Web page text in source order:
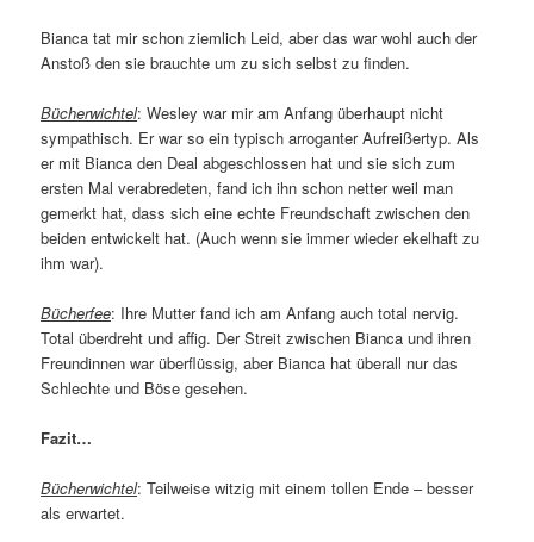
Bianca tat mir schon ziemlich Leid, aber das war wohl auch der
Anstoß den sie brauchte um zu sich selbst zu finden.
Bücherwichtel: Wesley war mir am Anfang überhaupt nicht
sympathisch. Er war so ein typisch arroganter Aufreißertyp. Als
er mit Bianca den Deal abgeschlossen hat und sie sich zum
ersten Mal verabredeten, fand ich ihn schon netter weil man
gemerkt hat, dass sich eine echte Freundschaft zwischen den
beiden entwickelt hat. (Auch wenn sie immer wieder ekelhaft zu
ihm war).
Bücherfee: Ihre Mutter fand ich am Anfang auch total nervig.
Total überdreht und affig. Der Streit zwischen Bianca und ihren
Freundinnen war überflüssig, aber Bianca hat überall nur das
Schlechte und Böse gesehen.
Fazit…
Bücherwichtel: Teilweise witzig mit einem tollen Ende – besser
als erwartet.